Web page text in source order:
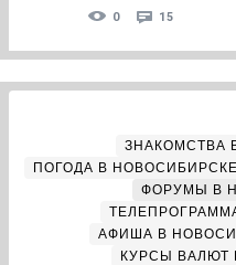
0 15
ЗНАКОМСТВА
ПОГОДА В НОВОСИБИРСКЕ
ФОРУМЫ В
АФИША В
КУРСЫ ВАЛЮТ